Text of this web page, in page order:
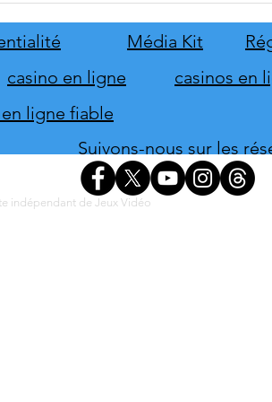
Média Kit
casino en ligne
casinos en
ligne fiable
Suivons-nous sur les
indépendant de Jeux Vidéo